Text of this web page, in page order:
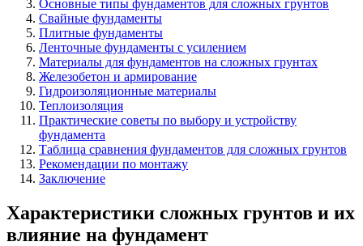
Основные типы фундаментов для сложных грунтов
Свайные фундаменты
Плитные фундаменты
Ленточные фундаменты с усилением
Материалы для фундаментов на сложных грунтах
Железобетон и армирование
Гидроизоляционные материалы
Теплоизоляция
Практические советы по выбору и устройству
фундамента
Таблица сравнения фундаментов для сложных грунтов
Рекомендации по монтажу
Заключение
Характеристики сложных грунтов и их
влияние на фундамент